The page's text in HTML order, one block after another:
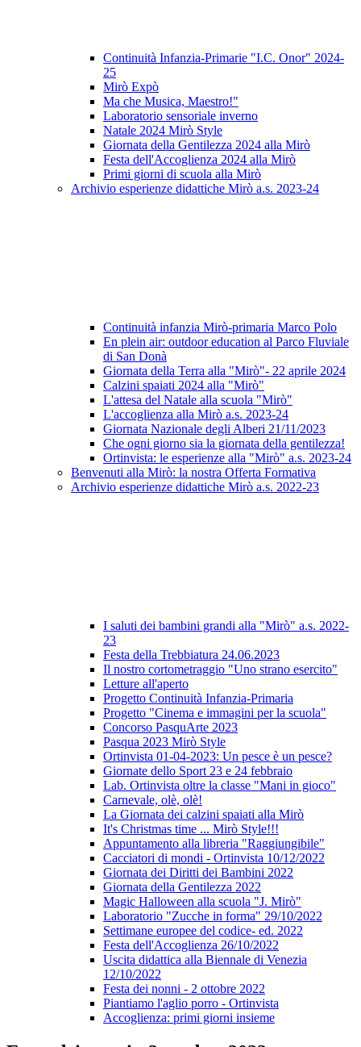
Continuità Infanzia-Primarie "I.C. Onor" 2024-
25
Mirò Expò
Ma che Musica, Maestro!"
Laboratorio sensoriale inverno
Natale 2024 Mirò Style
Giornata della Gentilezza 2024 alla Mirò
Festa dell'Accoglienza 2024 alla Mirò
Primi giorni di scuola alla Mirò
Archivio esperienze didattiche Mirò a.s. 2023-24
Continuità infanzia Mirò-primaria Marco Polo
En plein air: outdoor education al Parco Fluviale
di San Donà
Giornata della Terra alla "Mirò"- 22 aprile 2024
Calzini spaiati 2024 alla "Mirò"
L'attesa del Natale alla scuola "Mirò"
L'accoglienza alla Mirò a.s. 2023-24
Giornata Nazionale degli Alberi 21/11/2023
Che ogni giorno sia la giornata della gentilezza!
Ortinvista: le esperienze alla "Mirò" a.s. 2023-24
Benvenuti alla Mirò: la nostra Offerta Formativa
Archivio esperienze didattiche Mirò a.s. 2022-23
I saluti dei bambini grandi alla "Mirò" a.s. 2022-
23
Festa della Trebbiatura 24.06.2023
Il nostro cortometraggio "Uno strano esercito"
Letture all'aperto
Progetto Continuità Infanzia-Primaria
Progetto "Cinema e immagini per la scuola"
Concorso PasquArte 2023
Pasqua 2023 Mirò Style
Ortinvista 01-04-2023: Un pesce è un pesce?
Giornate dello Sport 23 e 24 febbraio
Lab. Ortinvista oltre la classe "Mani in gioco"
Carnevale, olè, olè!
La Giornata dei calzini spaiati alla Mirò
It's Christmas time ... Mirò Style!!!
Appuntamento alla libreria "Raggiungibile"
Cacciatori di mondi - Ortinvista 10/12/2022
Giornata dei Diritti dei Bambini 2022
Giornata della Gentilezza 2022
Magic Halloween alla scuola "J. Mirò"
Laboratorio "Zucche in forma" 29/10/2022
Settimane europee del codice- ed. 2022
Festa dell'Accoglienza 26/10/2022
Uscita didattica alla Biennale di Venezia
12/10/2022
Festa dei nonni - 2 ottobre 2022
Piantiamo l'aglio porro - Ortinvista
Accoglienza: primi giorni insieme